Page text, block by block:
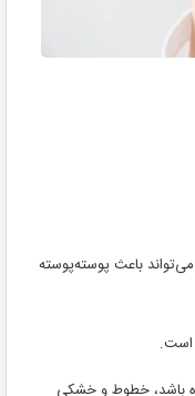
باعث پوسته‌پوسته
است.
باشد، خطوط و خشکی